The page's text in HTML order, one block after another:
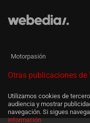
Motorpasión
Otras publicaciones de
Utilizamos cookies de
audiencia y mostrar
navegación. Si sigues
información